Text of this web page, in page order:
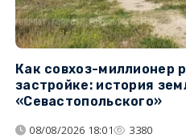
Как совхоз-миллионер
застройке: история
«Севастопольского»
08/08/2026 18:01 3380